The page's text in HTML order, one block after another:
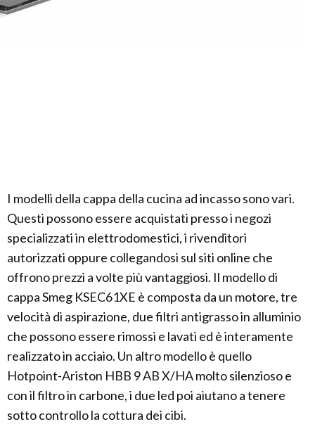
I modelli della cappa della cucina ad incasso sono vari.
Questi possono essere acquistati presso i negozi
specializzati in elettrodomestici, i rivenditori
autorizzati oppure collegandosi sul siti online che
offrono prezzi a volte più vantaggiosi. Il modello di
cappa Smeg KSEC61XE è composta da un motore, tre
velocità di aspirazione, due filtri antigrasso in alluminio
che possono essere rimossi e lavati ed è interamente
realizzato in acciaio. Un altro modello è quello
Hotpoint-Ariston HBB 9 AB X/HA molto silenzioso e
con il filtro in carbone, i due led poi aiutano a tenere
sotto controllo la cottura dei cibi.